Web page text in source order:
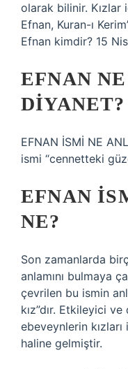
olarak bilinir. Kızlar
Efnan, Kuran-ı
Efnan kimdir? 15
EFNAN
DIYANET?
EFNAN İSMİ NE
ismi “cennetteki
EFNAN
NE?
Son zamanlarda
anlamını bulmaya
çevrilen bu ismin
kız”dır. Etkileyici
ebeveynlerin
haline gelmiştir.